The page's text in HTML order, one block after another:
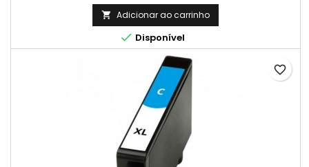
 Adicionar ao carrinho
 Disponível
favorite_border